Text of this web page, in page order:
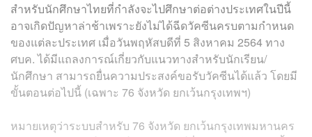
สำหรับนักศึกษาไทยที่กำลังจะไปศึกษาต่อต่างประเทศในปีนี้
อาจเกิดปัญหาล่าช้าเพราะยังไม่ได้ฉีดวัคซีนครบตามกำหนด
ของแต่ละประเทศ เมื่อวันพฤหัสบดีที่ 5 สิงหาคม 2564 ทาง
ศบค. ได้มีแถลงการณ์เกี่ยวกับแนวทางสำหรับนักเรียน/
นักศึกษา สามารถยื่นความประสงค์ขอรับวัคซีนได้แล้ว โดยมี
ขั้นตอนต่อไปนี้ (เฉพาะ 76 จังหวัด ยกเว้นกรุงเทพฯ)
หมายเหตุว่าระบบสำหรับ 76 จังหวัด ยกเว้นกรุงเทพมหานคร